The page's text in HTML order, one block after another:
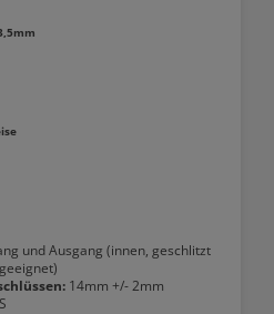
und Ausgang (innen, geschlitzt
14mm +/- 2mm